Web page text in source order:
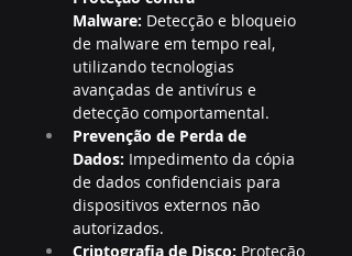
Malware: Detecção e bloqueio
de malware em tempo real,
utilizando tecnologias
avançadas de antivírus e
detecção comportamental.
Prevenção de Perda de
Dados: Impedimento da cópia
de dados confidenciais para
dispositivos externos não
autorizados.
Criptografia de Disco: Proteção